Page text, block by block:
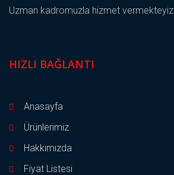
Uzman kadromuzla hizmet vermekteyiz.
HIZLI BAĞLANTI
Anasayfa
Ürünlerimiz
Hakkımızda
Fiyat Listesi